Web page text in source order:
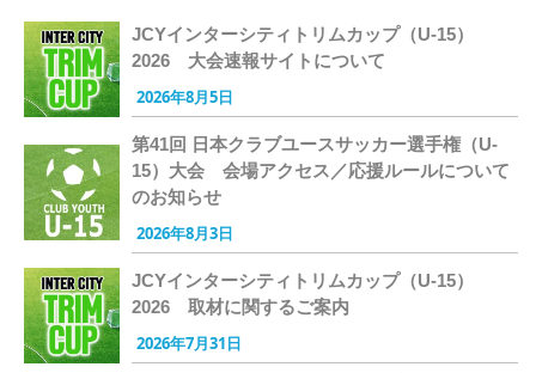
JCYインターシティトリムカップ（U-15）
2026 大会速報サイトについて
2026年8月5日
第41回 日本クラブユースサッカー選手権（U-
15）大会 会場アクセス／応援ルールについて
のお知らせ
2026年8月3日
JCYインターシティトリムカップ（U-15）
2026 取材に関するご案内
2026年7月31日